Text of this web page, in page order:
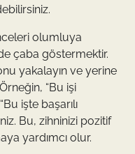
olumluya
çaba göstermektir.
yakalayın ve yerine
“Bu işi
işte başarılı
Bu, zihninizi pozitif
yardımcı olur.